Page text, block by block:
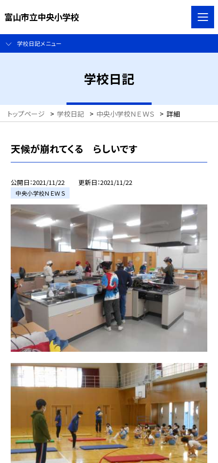
富山市立中央小学校
学校日記メニュー
学校日記
トップページ > 学校日記 > 中央小学校ＮＥＷＳ > 詳細
天候が崩れてくる らしいです
公開日 2021/11/22 更新日 2021/11/22
中央小学校ＮＥＷＳ